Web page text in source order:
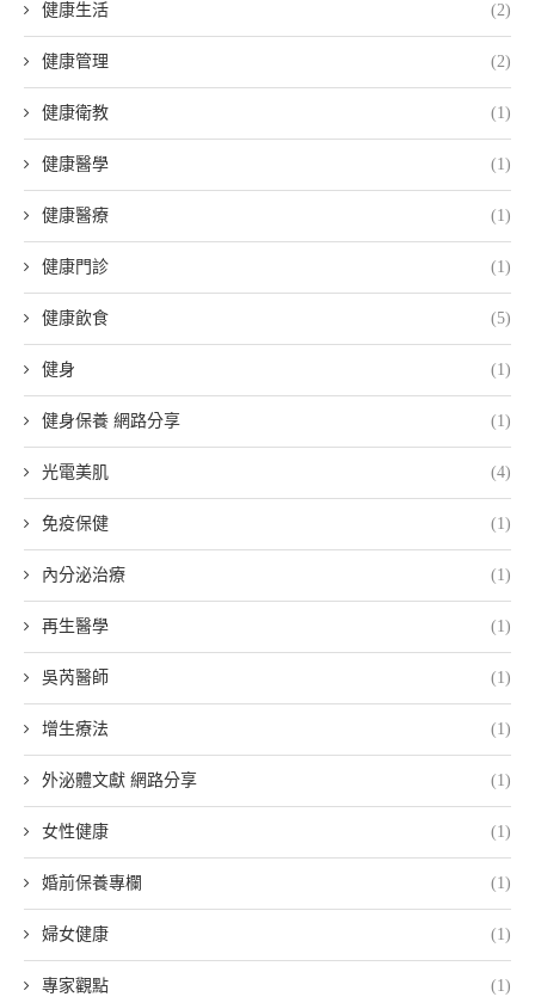
健康生活 (2)
健康管理 (2)
健康衛教 (1)
健康醫學 (1)
健康醫療 (1)
健康門診 (1)
健康飲食 (5)
健身 (1)
健身保養 網路分享 (1)
光電美肌 (4)
免疫保健 (1)
內分泌治療 (1)
再生醫學 (1)
吳芮醫師 (1)
增生療法 (1)
外泌體文獻 網路分享 (1)
女性健康 (1)
婚前保養專欄 (1)
婦女健康 (1)
專家觀點 (1)